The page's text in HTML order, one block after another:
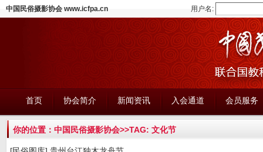
中国民俗摄影协会 www.icfpa.cn 用户名:
首页 协会简介 新闻资讯 入会通道 会员服务
你的位置： 中国民俗摄影协会>>TAG: 文化节